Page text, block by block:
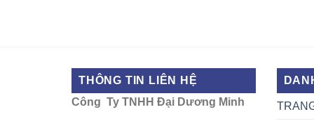
THÔNG TIN LIÊN HỆ
Công Ty TNHH Đại Dương Minh